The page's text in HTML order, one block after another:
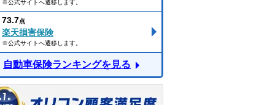
※公式サイトへ遷移します。
73.7点
楽天損害保険
※公式サイトへ遷移します。
自動車保険ランキングを見る